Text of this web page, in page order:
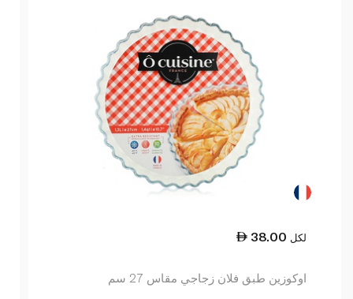
38.00 لكل
اوكوزين طبق فلان زجاجي مقاس 27 سم